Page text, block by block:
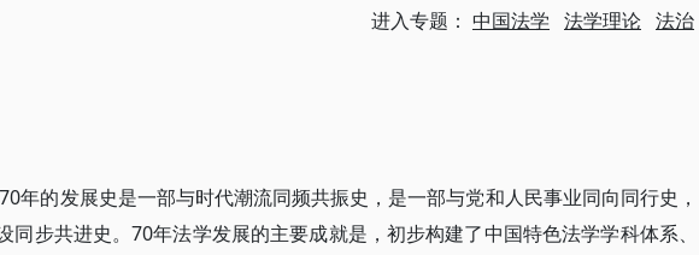
进入专题： 中国法学 法学理论 法治
年的发展史是一部与时代潮流同频共振史，是一部与党和人民事业同向同行史，
同步共进史。70年法学发展的主要成就是，初步构建了中国特色法学学科体系、